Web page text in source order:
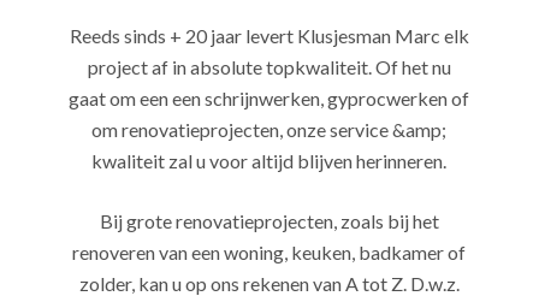
Reeds sinds + 20 jaar levert Klusjesman Marc elk
project af in absolute topkwaliteit. Of het nu
gaat om een een schrijnwerken, gyprocwerken of
om renovatieprojecten, onze service &amp;
kwaliteit zal u voor altijd blijven herinneren.
Bij grote renovatieprojecten, zoals bij het
renoveren van een woning, keuken, badkamer of
zolder, kan u op ons rekenen van A tot Z. D.w.z.